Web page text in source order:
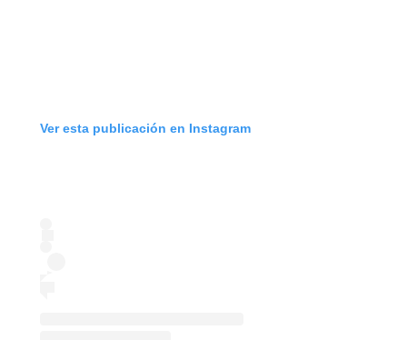
Ver esta publicación en Instagram